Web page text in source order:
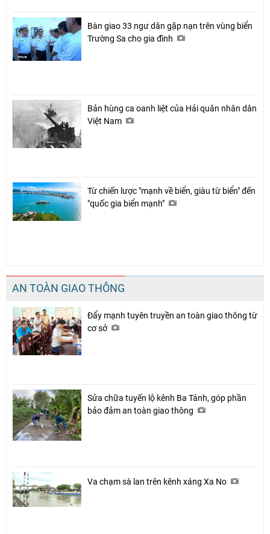
Bàn giao 33 ngư dân gặp nạn trên vùng biển
Trường Sa cho gia đình
Bản hùng ca oanh liệt của Hải quân nhân dân
Việt Nam
Từ chiến lược "mạnh về biển, giàu từ biển" đến
"quốc gia biển mạnh"
AN TOÀN GIAO THÔNG
Đẩy mạnh tuyên truyền an toàn giao thông từ
cơ sở
Sửa chữa tuyến lộ kênh Ba Tánh, góp phần
bảo đảm an toàn giao thông
Va chạm sà lan trên kênh xáng Xa No